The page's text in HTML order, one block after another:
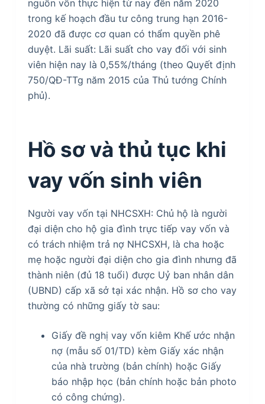
nguồn vốn thực hiện từ nay đến năm 2020
trong kế hoạch đầu tư công trung hạn 2016-
2020 đã được cơ quan có thẩm quyền phê
duyệt. Lãi suất: Lãi suất cho vay đối với sinh
viên hiện nay là 0,55%/tháng (theo Quyết định
750/QĐ-TTg năm 2015 của Thủ tướng Chính
phủ).
Hồ sơ và thủ tục khi
vay vốn sinh viên
Người vay vốn tại NHCSXH: Chủ hộ là người
đại diện cho hộ gia đình trực tiếp vay vốn và
có trách nhiệm trả nợ NHCSXH, là cha hoặc
mẹ hoặc người đại diện cho gia đình nhưng đã
thành niên (đủ 18 tuổi) được Uỷ ban nhân dân
(UBND) cấp xã sở tại xác nhận. Hồ sơ cho vay
thường có những giấy tờ sau:
Giấy đề nghị vay vốn kiêm Khế ước nhận
nợ (mẫu số 01/TD) kèm Giấy xác nhận
của nhà trường (bản chính) hoặc Giấy
báo nhập học (bản chính hoặc bản photo
có công chứng).